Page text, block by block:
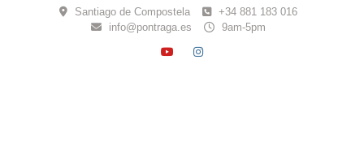
Santiago de Compostela
+34 881 183 016
info@pontraga.es
9am-5pm
YOUTUBE
INSTAGRAM